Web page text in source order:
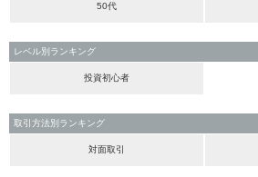
50代
レベル別ランキング
投資初心者
取引方法別ランキング
対面取引